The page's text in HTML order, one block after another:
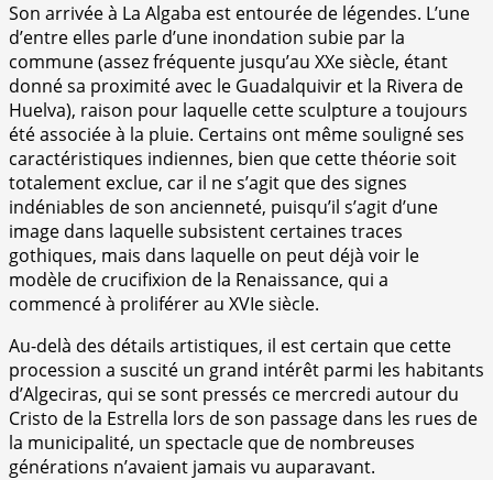
Son arrivée à La Algaba est entourée de légendes. L’une
d’entre elles parle d’une inondation subie par la
commune (assez fréquente jusqu’au XXe siècle, étant
donné sa proximité avec le Guadalquivir et la Rivera de
Huelva), raison pour laquelle cette sculpture a toujours
été associée à la pluie. Certains ont même souligné ses
caractéristiques indiennes, bien que cette théorie soit
totalement exclue, car il ne s’agit que des signes
indéniables de son ancienneté, puisqu’il s’agit d’une
image dans laquelle subsistent certaines traces
gothiques, mais dans laquelle on peut déjà voir le
modèle de crucifixion de la Renaissance, qui a
commencé à proliférer au XVIe siècle.
Au-delà des détails artistiques, il est certain que cette
procession a suscité un grand intérêt parmi les habitants
d’Algeciras, qui se sont pressés ce mercredi autour du
Cristo de la Estrella lors de son passage dans les rues de
la municipalité, un spectacle que de nombreuses
générations n’avaient jamais vu auparavant.